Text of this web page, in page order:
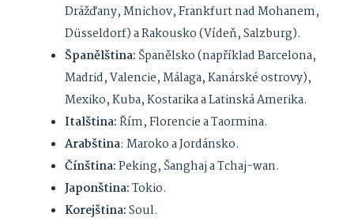
Drážďany, Mnichov, Frankfurt nad Mohanem,
Düsseldorf) a Rakousko (Vídeň, Salzburg).
Španělština: Španělsko (například Barcelona,
Madrid, Valencie, Málaga, Kanárské ostrovy),
Mexiko, Kuba, Kostarika a Latinská Amerika.
Italština:Řím, Florencie a Taormina.
Arabština: Maroko a Jordánsko.
Čínština:Peking, Šanghaj a Tchaj-wan.
Japonština:Tokio.
Korejština:Soul.